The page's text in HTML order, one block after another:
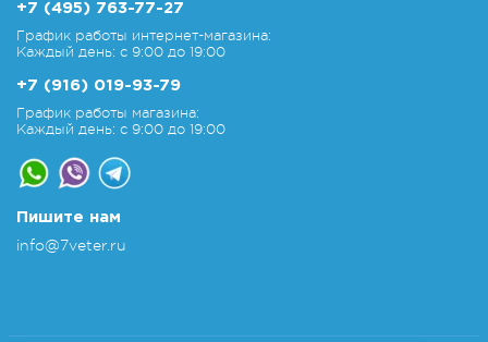
+7 (495) 763-77-27
График работы интернет-магазина:
Каждый день: с 9:00 до 19:00
+7 (916) 019-93-79
График работы магазина:
Каждый день: с 9:00 до 19:00
Пишите нам
info@7veter.ru